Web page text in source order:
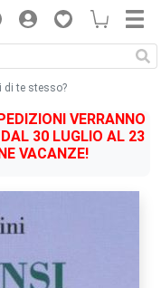
di te stesso?
VERRANNO
30 LUGLIO AL 23
VACANZE!